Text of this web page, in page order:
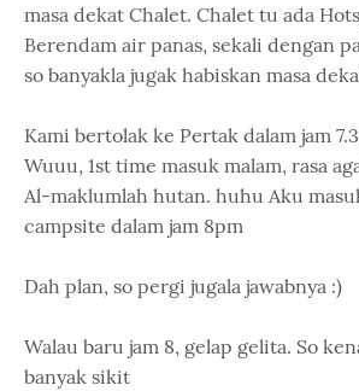
masa dekat Chalet. Chalet tu ada
Berendam air panas, sekali dengan
so banyakla jugak habiskan masa
Kami bertolak ke Pertak dalam jam
Wuuu, 1st time masuk malam, rasa
Al-maklumlah hutan. huhu Aku
campsite dalam jam 8pm
Dah plan, so pergi jugala jawabnya :)
Walau baru jam 8, gelap gelita. So
banyak sikit